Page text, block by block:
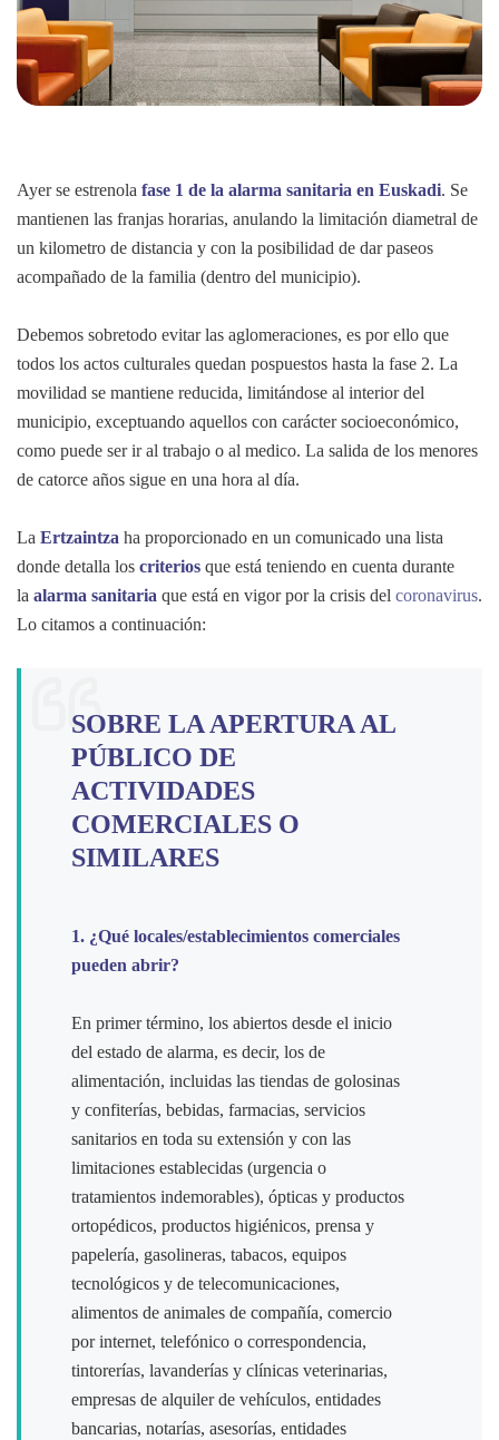
Ayer se estrenola fase 1 de la alarma sanitaria en Euskadi. Se
mantienen las franjas horarias, anulando la limitación diametral de
un kilometro de distancia y con la posibilidad de dar paseos
acompañado de la familia (dentro del municipio).
Debemos sobretodo evitar las aglomeraciones, es por ello que
todos los actos culturales quedan pospuestos hasta la fase 2. La
movilidad se mantiene reducida, limitándose al interior del
municipio, exceptuando aquellos con carácter socioeconómico,
como puede ser ir al trabajo o al medico. La salida de los menores
de catorce años sigue en una hora al día.
La Ertzaintza ha proporcionado en un comunicado una lista
donde detalla los criterios que está teniendo en cuenta durante
la alarma sanitaria que está en vigor por la crisis del coronavirus.
Lo citamos a continuación:
SOBRE LA APERTURA AL
PÚBLICO DE
ACTIVIDADES
COMERCIALES O
SIMILARES
1. ¿Qué locales/establecimientos comerciales
pueden abrir?
En primer término, los abiertos desde el inicio
del estado de alarma, es decir, los de
alimentación, incluidas las tiendas de golosinas
y confiterías, bebidas, farmacias, servicios
sanitarios en toda su extensión y con las
limitaciones establecidas (urgencia o
tratamientos indemorables), ópticas y productos
ortopédicos, productos higiénicos, prensa y
papelería, gasolineras, tabacos, equipos
tecnológicos y de telecomunicaciones,
alimentos de animales de compañía, comercio
por internet, telefónico o correspondencia,
tintorerías, lavanderías y clínicas veterinarias,
empresas de alquiler de vehículos, entidades
bancarias, notarías, asesorías, entidades